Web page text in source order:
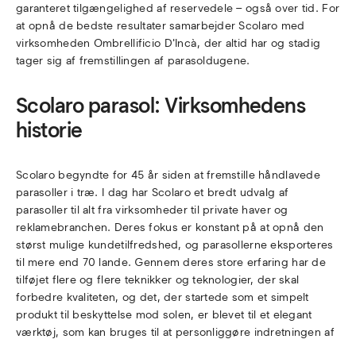
garanteret tilgængelighed af reservedele – også over tid. For
at opnå de bedste resultater samarbejder Scolaro med
virksomheden Ombrellificio D'Incà, der altid har og stadig
tager sig af fremstillingen af parasoldugene.
Scolaro parasol: Virksomhedens
historie
Scolaro begyndte for 45 år siden at fremstille håndlavede
parasoller i træ. I dag har Scolaro et bredt udvalg af
parasoller til alt fra virksomheder til private haver og
reklamebranchen. Deres fokus er konstant på at opnå den
størst mulige kundetilfredshed, og parasollerne eksporteres
til mere end 70 lande. Gennem deres store erfaring har de
tilføjet flere og flere teknikker og teknologier, der skal
forbedre kvaliteten, og det, der startede som et simpelt
produkt til beskyttelse mod solen, er blevet til et elegant
værktøj, som kan bruges til at personliggøre indretningen af